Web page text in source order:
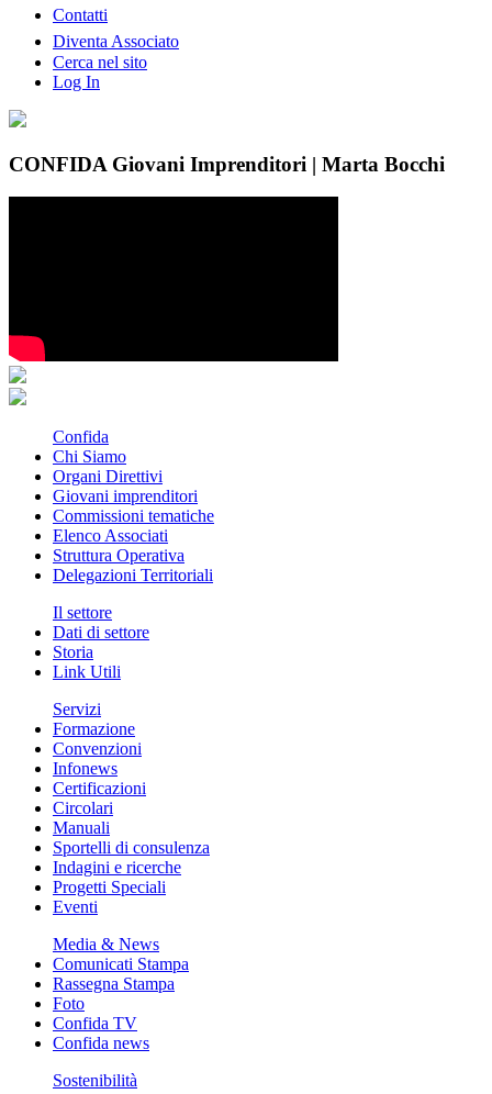
Contatti
Diventa Associato
Cerca nel sito
Log In
CONFIDA Giovani Imprenditori | Marta Bocchi
Confida
Chi Siamo
Organi Direttivi
Giovani imprenditori
Commissioni tematiche
Elenco Associati
Struttura Operativa
Delegazioni Territoriali
Il settore
Dati di settore
Storia
Link Utili
Servizi
Formazione
Convenzioni
Infonews
Certificazioni
Circolari
Manuali
Sportelli di consulenza
Indagini e ricerche
Progetti Speciali
Eventi
Media & News
Comunicati Stampa
Rassegna Stampa
Foto
Confida TV
Confida news
Sostenibilità